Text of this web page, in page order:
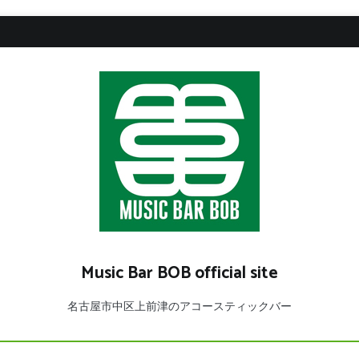
Music Bar BOB official site
名古屋市中区上前津のアコースティックバー